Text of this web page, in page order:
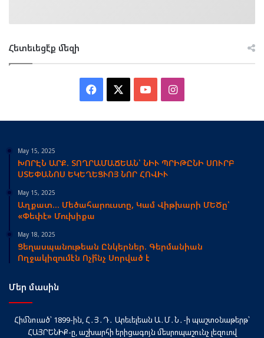
Հետեւեցէ՛ք մեզի
Facebook YouTubeInstagram
May 15, 2025
ԽՈՐԷՆ ԱՐՔ. ՏՈՂՐԱՄԱՃԵԱՆ՝ ՆԻՒ ՊՐԻԹԸՆԻ ՍՈՒՐԲ
ՍՏԵՓԱՆՈՍ ԵԿԵՂԵՑՒՈՅ ՆՈՐ ՀՈՎԻՒ
May 15, 2025
Աղքատ… Մեծահարուստը, Կամ Վիթխարի ՄԵԾը՝
«Փեփէ» Մուխիքա
May 18, 2025
Ցեղասպանութեան Ընկերներ. Գերմանիան
Ողջակիզումէն Ոչի՞նչ Սորված է
Մեր մասին
Հիմնուած՝ 1899-ին, Հ․Յ․Դ․ Արեւելեան Ա․Մ․Ն․-ի պաշտօնաթերթ՝
ՀԱՅՐԵՆԻՔ-ը, աշխարհի երիցագոյն մեսրոպաշունչ լեզուով